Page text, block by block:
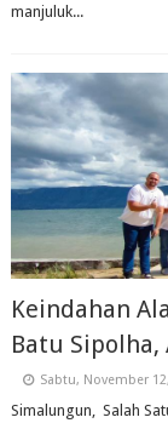
manjuluk...
Keindahan
Batu Sipolha,
Sabtu, November
Simalungun, Salah